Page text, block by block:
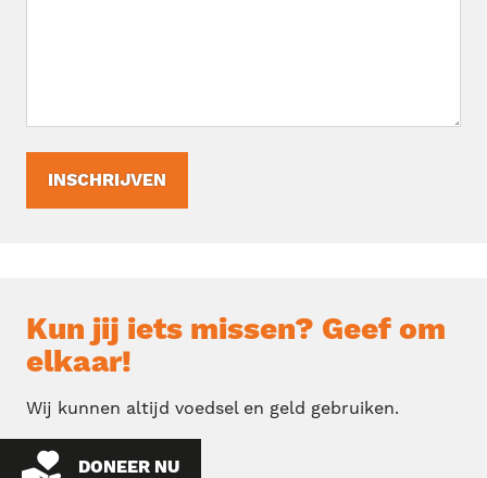
INSCHRIJVEN
Kun jij iets missen? Geef om
elkaar!
Wij kunnen altijd voedsel en geld gebruiken.
DONEER NU